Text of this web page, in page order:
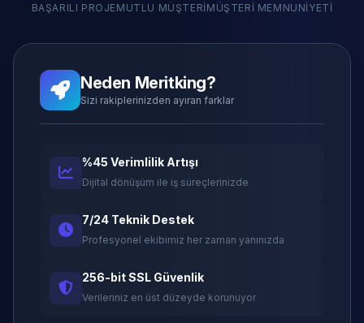
BAŞARILI PROJE MUTLU MÜŞTERI MÜŞTERI MEMNUNIYETI
Neden Meritking?
Sizi rakiplerinizden ayıran farklar
%45 Verimlilik Artışı
Dijital dönüşüm ile iş süreçlerinizde
7/24 Teknik Destek
Profesyonel ekibimiz her zaman yanınızda
256-bit SSL Güvenlik
Verileriniz en üst düzeyde korunuyor